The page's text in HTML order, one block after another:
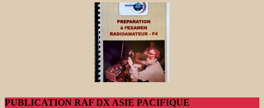
PUBLICATION RAF DX ASIE PACIFIQUE